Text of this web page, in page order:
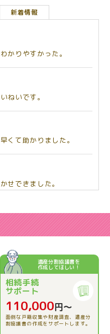
新着情報
かりやすかった。
ねいです。
くて助かりました。
せできました。
】相談して良かった。
すくお話しして下さりあ
スをいただき、本当に助
遺産分割協議書を
作成してほしい！
相続手続
サポート
110,000円〜
面倒な戸籍収集や財産調査、遺産分
割協議書の作成をサポートします。